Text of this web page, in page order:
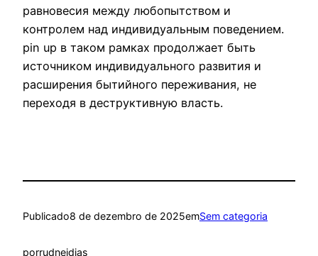
равновесия между любопытством и
контролем над индивидуальным поведением.
pin up в таком рамках продолжает быть
источником индивидуального развития и
расширения бытийного переживания, не
переходя в деструктивную власть.
Publicado8 de dezembro de 2025emSem categoria
porrudneidias